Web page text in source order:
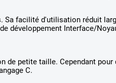
facilité d'utilisation réduit
développement Interface/
de petite taille. Cependant
C.